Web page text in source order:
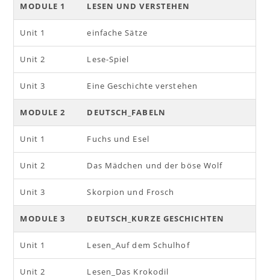
MODULE 1 LESEN UND VERSTEHEN
Unit 1 einfache Sätze
Unit 2 Lese-Spiel
Unit 3 Eine Geschichte verstehen
MODULE 2 DEUTSCH_FABELN
Unit 1 Fuchs und Esel
Unit 2 Das Mädchen und der böse Wolf
Unit 3 Skorpion und Frosch
MODULE 3 DEUTSCH_KURZE GESCHICHTEN
Unit 1 Lesen_Auf dem Schulhof
Unit 2 Lesen_Das Krokodil